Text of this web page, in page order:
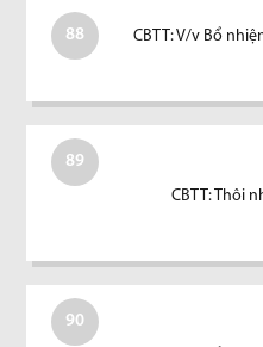
88 CBTT: V/v Bổ
89
CBTT: Thôi
90